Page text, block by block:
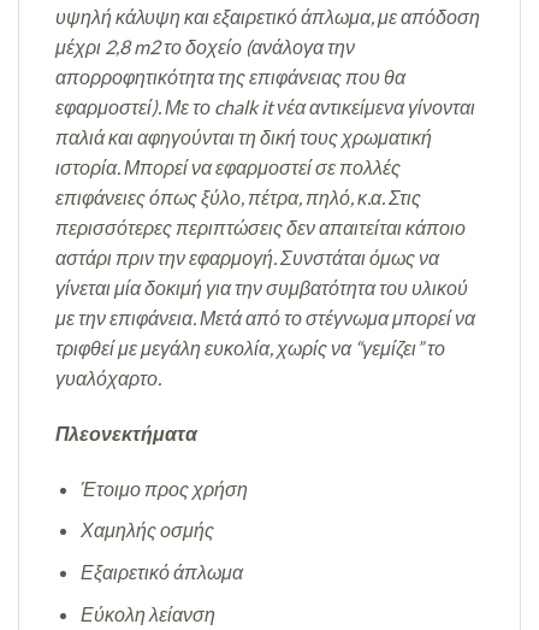
υψηλή κάλυψη και εξαιρετικό άπλωμα, με απόδοση
μέχρι 2,8 m2 το δοχείο (ανάλογα την
απορροφητικότητα της επιφάνειας που θα
εφαρμοστεί). Με το chalk it νέα αντικείμενα γίνονται
παλιά και αφηγούνται τη δική τους χρωματική
ιστορία. Μπορεί να εφαρμοστεί σε πολλές
επιφάνειες όπως ξύλο, πέτρα, πηλό, κ.α. Στις
περισσότερες περιπτώσεις δεν απαιτείται κάποιο
αστάρι πριν την εφαρμογή. Συνστάται όμως να
γίνεται μία δοκιμή για την συμβατότητα του υλικού
με την επιφάνεια. Μετά από το στέγνωμα μπορεί να
τριφθεί με μεγάλη ευκολία, χωρίς να “γεμίζει” το
γυαλόχαρτο.
Πλεονεκτήματα
Έτοιμο προς χρήση
Χαμηλής οσμής
Εξαιρετικό άπλωμα
Εύκολη λείανση